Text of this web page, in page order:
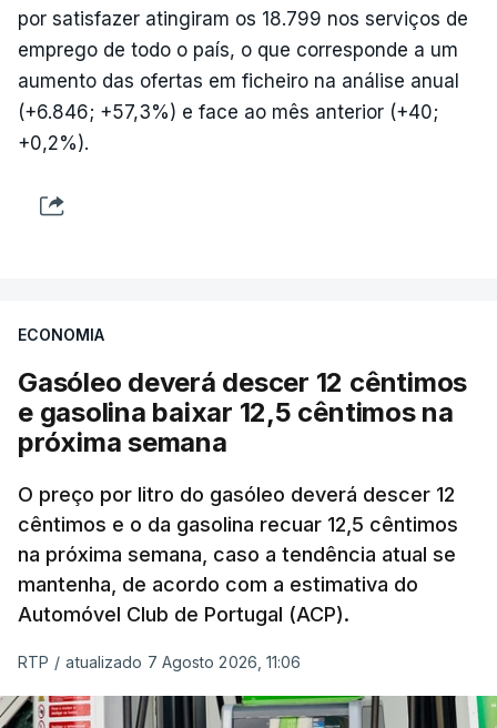
por satisfazer atingiram os 18.799 nos serviços de
emprego de todo o país, o que corresponde a um
aumento das ofertas em ficheiro na análise anual
(+6.846; +57,3%) e face ao mês anterior (+40;
+0,2%).
ECONOMIA
Gasóleo deverá descer 12 cêntimos
e gasolina baixar 12,5 cêntimos na
próxima semana
O preço por litro do gasóleo deverá descer 12
cêntimos e o da gasolina recuar 12,5 cêntimos
na próxima semana, caso a tendência atual se
mantenha, de acordo com a estimativa do
Automóvel Club de Portugal (ACP).
RTP / atualizado 7 Agosto 2026, 11:06